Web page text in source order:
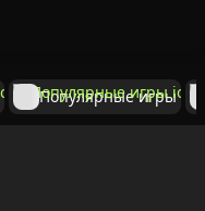
Популярные игры